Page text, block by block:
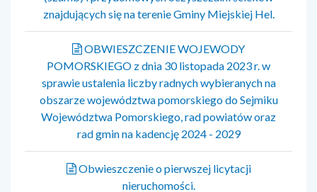
znajdujących się na terenie Gminy Miejskiej Hel.
OBWIESZCZENIE WOJEWODY
POMORSKIEGO z dnia 30 listopada 2023 r. w
sprawie ustalenia liczby radnych wybieranych na
obszarze województwa pomorskiego do Sejmiku
Województwa Pomorskiego, rad powiatów oraz
rad gmin na kadencję 2024 - 2029
Obwieszczenie o pierwszej licytacji
nieruchomości.